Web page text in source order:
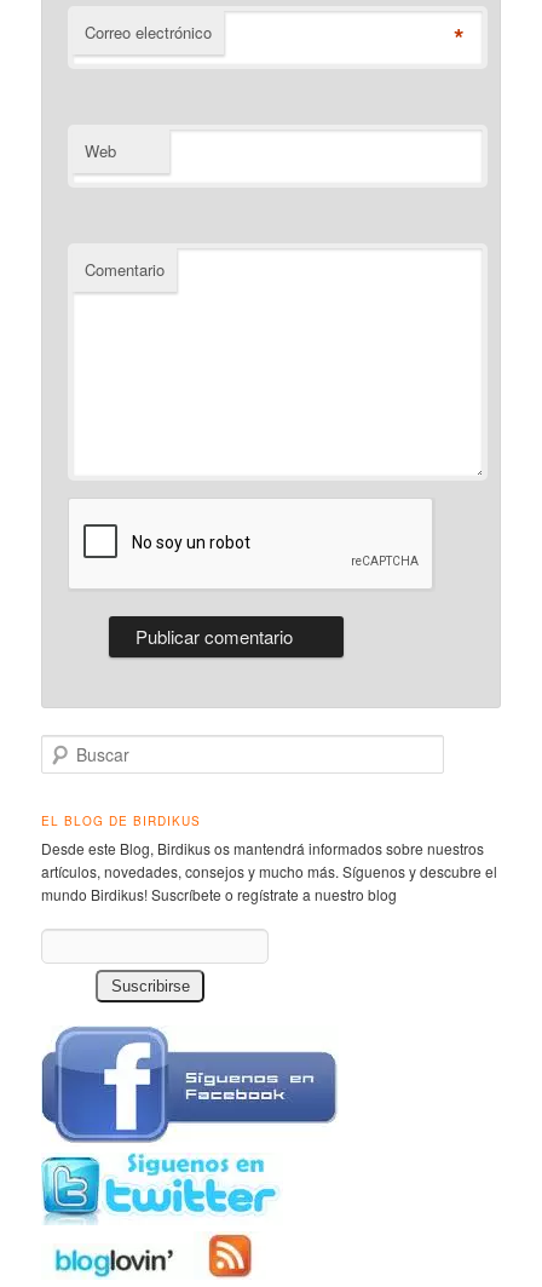
Correo electrónico *
Web
Comentario
Buscar
EL BLOG DE BIRDIKUS
Desde este Blog, Birdikus os mantendrá informados sobre nuestros
artículos, novedades, consejos y mucho más. Síguenos y descubre el
mundo Birdikus! Suscríbete o regístrate a nuestro blog